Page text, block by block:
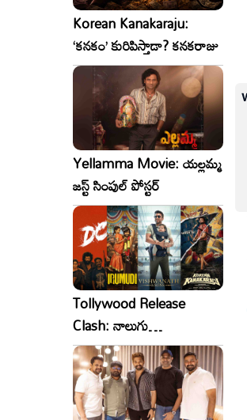
Korean Kanakaraju:
‘కనకం’ కురిపిస్తాడా? కనకరాజు
Yellamma Movie: యల్లమ్మ
జస్ట్ సింపుల్ పోస్టర్
Tollywood Release
Clash: నాలుగు
సినిమాలు..ఒకేసారి..ఎందుకో?